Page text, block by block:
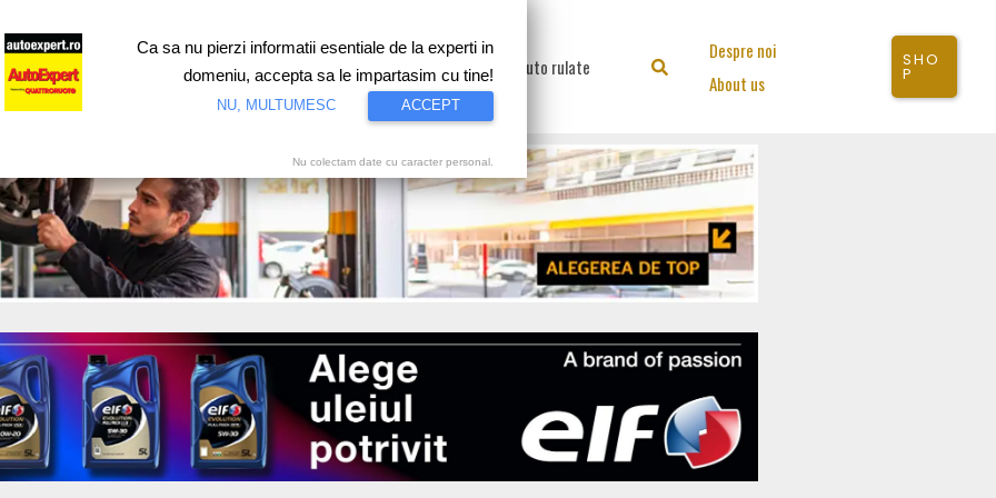
Test drive Motorsport Proiecte speciale Video Auto rulate Search
Despre noi
About us
SHO
P
Ca sa nu pierzi informatii esentiale de la experti in
domeniu, accepta sa le impartasim cu tine!
NU, MULTUMESC ACCEPT
Nu colectam date cu caracter personal.